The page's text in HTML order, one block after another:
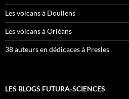
Les volcans à Doullens
Les volcans à Orléans
38 auteurs en dédicaces à Presles
LES BLOGS FUTURA-SCIENCES